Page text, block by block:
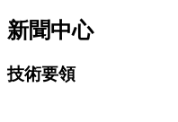
新聞中心
技術要領